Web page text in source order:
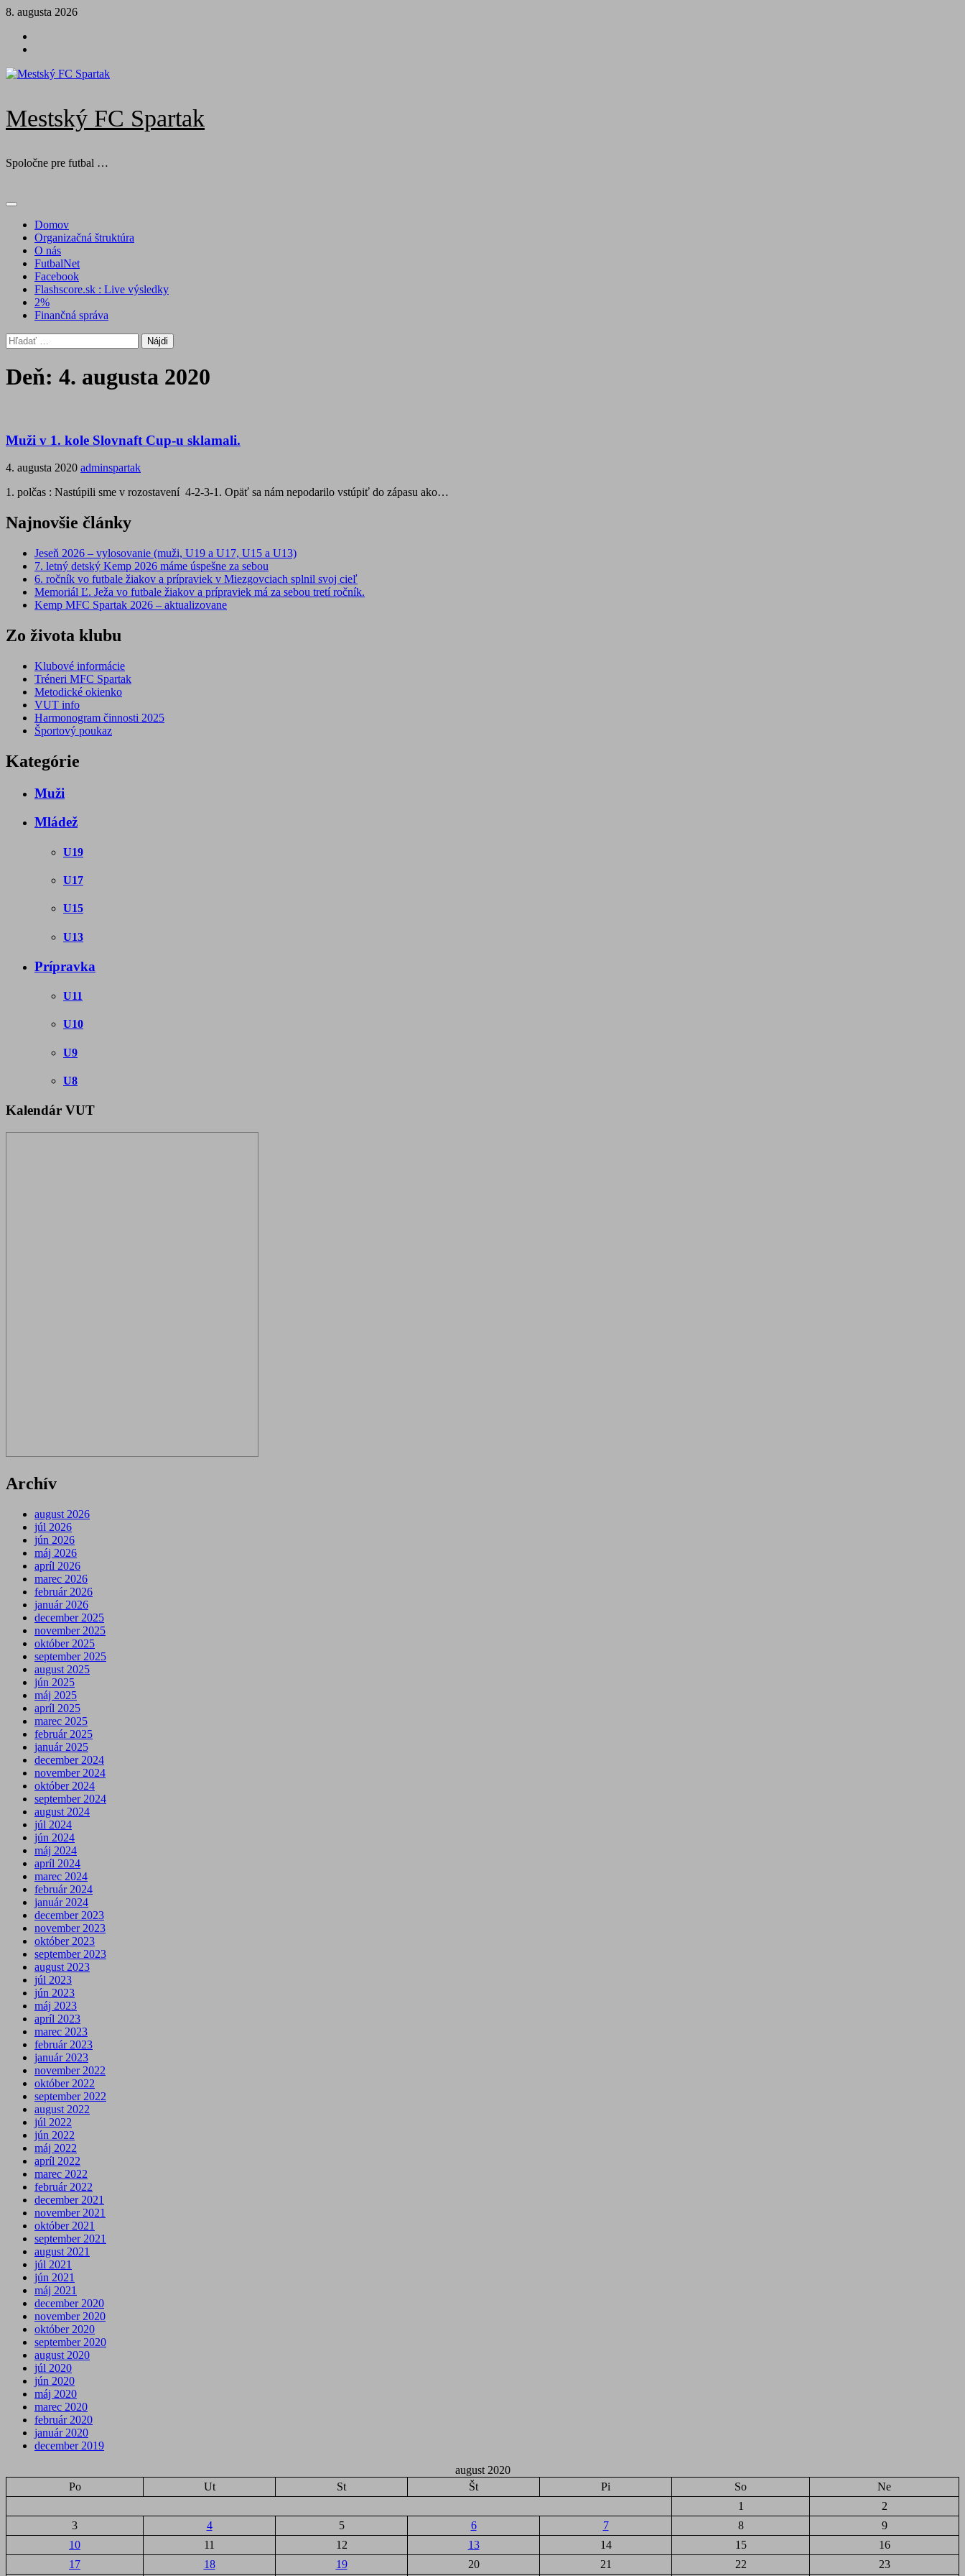
Skip
content
8. augusta 2026
Mestský FC Spartak
Spoločne pre futbal …
Primary
Domov
Organizačná štruktúra
O nás
FutbalNet
Facebook
Flashscore.sk : Live výsledky
2%
Finančná správa
Hľadať:
Deň: 4. augusta 2020
Muži v 1. kole Slovnaft Cup-u sklamali.
4. augusta 2020 adminspartak
1. polčas : Nastúpili sme v rozostavení 4-2-3-1. Opäť sa nám nepodarilo vstúpiť do zápasu ako…
Najnovšie články
Jeseň 2026 – vylosovanie (muži, U19 a U17, U15 a U13)
7. letný detský Kemp 2026 máme úspešne za sebou
6. ročník vo futbale žiakov a prípraviek v Miezgovciach splnil svoj cieľ
Memoriál Ľ. Ježa vo futbale žiakov a prípraviek má za sebou tretí ročník.
Kemp MFC Spartak 2026 – aktualizovane
Zo života klubu
Klubové informácie
Tréneri MFC Spartak
Metodické okienko
VUT info
Harmonogram činnosti 2025
Športový poukaz
Kategórie
Muži
Mládež
U19
U17
U15
U13
Prípravka
U11
U10
U9
U8
Kalendár VUT
Archív
august 2026
júl 2026
jún 2026
máj 2026
apríl 2026
marec 2026
február 2026
január 2026
december 2025
november 2025
október 2025
september 2025
august 2025
jún 2025
máj 2025
apríl 2025
marec 2025
február 2025
január 2025
december 2024
november 2024
október 2024
september 2024
august 2024
júl 2024
jún 2024
máj 2024
apríl 2024
marec 2024
február 2024
január 2024
december 2023
november 2023
október 2023
september 2023
august 2023
júl 2023
jún 2023
máj 2023
apríl 2023
marec 2023
február 2023
január 2023
november 2022
október 2022
september 2022
august 2022
júl 2022
jún 2022
máj 2022
apríl 2022
marec 2022
február 2022
december 2021
november 2021
október 2021
september 2021
august 2021
júl 2021
jún 2021
máj 2021
december 2020
november 2020
október 2020
september 2020
august 2020
júl 2020
jún 2020
máj 2020
marec 2020
február 2020
január 2020
december 2019
august 2020
Po
Ut St Št Pi So
Ne
1
2
3
4 5 6 7 8
9
10
11 12 13 14 15
16
17
18 19 20 21 22 23